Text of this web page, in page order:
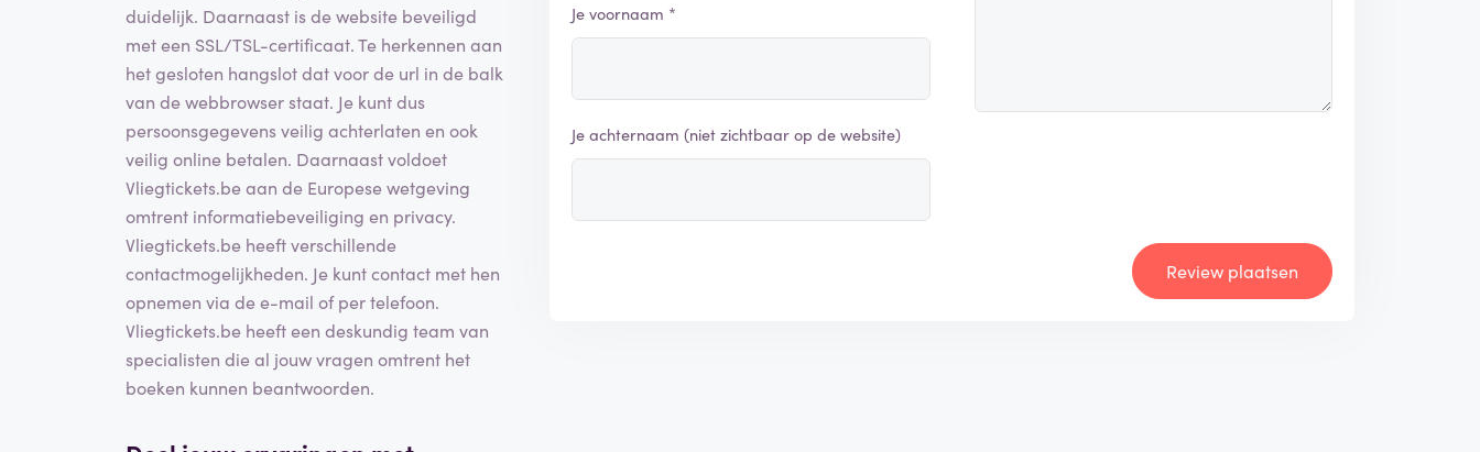
duidelijk. Daarnaast is de website beveiligd
met een SSL/TSL-certificaat. Te herkennen aan
het gesloten hangslot dat voor de url in de balk
van de webbrowser staat. Je kunt dus
persoonsgegevens veilig achterlaten en ook
veilig online betalen. Daarnaast voldoet
Vliegtickets.be aan de Europese wetgeving
omtrent informatiebeveiliging en privacy.
Vliegtickets.be heeft verschillende
contactmogelijkheden. Je kunt contact met hen
opnemen via de e-mail of per telefoon.
Vliegtickets.be heeft een deskundig team van
specialisten die al jouw vragen omtrent het
boeken kunnen beantwoorden.
Je voornaam *
Je achternaam (niet zichtbaar op de website)
Review plaatsen